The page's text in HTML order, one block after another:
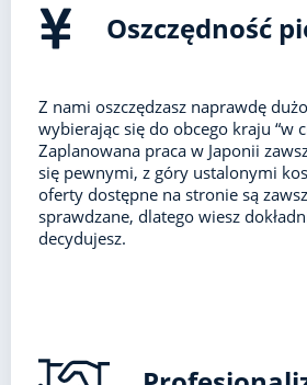
Oszczędność
Z nami oszczędzasz naprawdę
wybierając się do obcego kraju “w
Zaplanowana praca w Japonii
się pewnymi, z góry ustalonymi
oferty dostępne na stronie są
sprawdzane, dlatego wiesz
decydujesz.